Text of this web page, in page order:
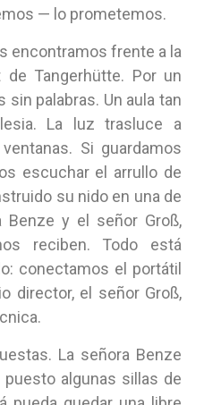
— lo prometemos.
encontramos frente a la
de Tangerhütte. Por un
palabras. Un aula tan
La luz trasluce a
Si guardamos
escuchar el arrullo de
su nido en una de
Benze y el señor Groß,
reciben. Todo está
conectamos el portátil
director, el señor Groß,
La señora Benze
algunas sillas de